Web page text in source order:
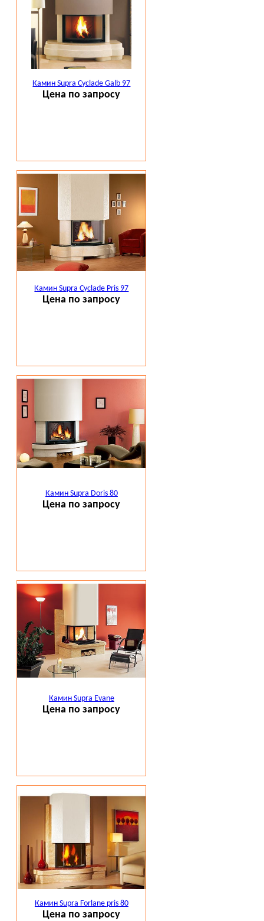
Камин Supra Cyclade Galb 97
Цена по запросу
Камин Supra Cyclade Pris 97
Цена по запросу
Камин Supra Doris 80
Цена по запросу
Камин Supra Evane
Цена по запросу
Камин Supra Forlane pris 80
Цена по запросу